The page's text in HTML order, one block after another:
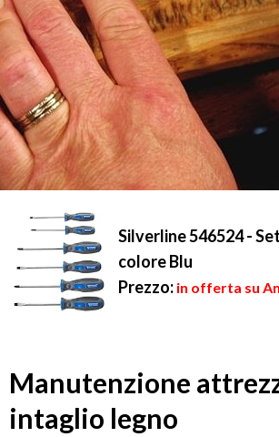
Silverline 546524 -
colore Blu
Prezzo: in offerta su
Manutenzione
intaglio legno